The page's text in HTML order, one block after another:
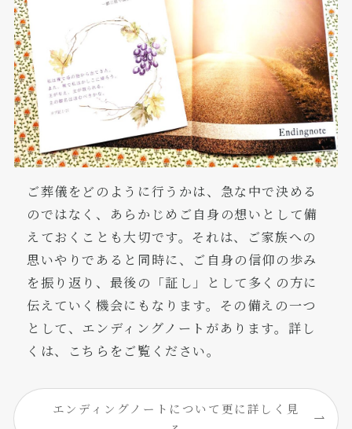
ご葬儀をどのように行うかは、急な中で決める
のではなく、あらかじめご自身の想いとして備
えておくことも大切です。それは、ご家族への
思いやりであると同時に、ご自身の信仰の歩み
を振り返り、最後の「証し」として多くの方に
伝えていく機会にもなります。その備えの一つ
として、エンディングノートがあります。詳し
くは、こちらをご覧ください。
エンディングノートについて更に詳しく見